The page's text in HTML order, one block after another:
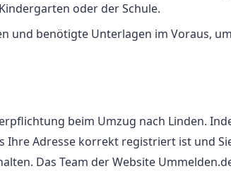
oder der Schule.
und benötigte Unterlagen im Voraus,
beim Umzug nach Linden.
Ihre Adresse korrekt registriert ist und
Das Team der Website